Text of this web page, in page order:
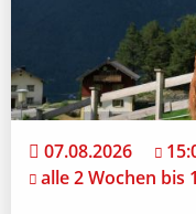
07.08.2026
alle 2 Wochen bis